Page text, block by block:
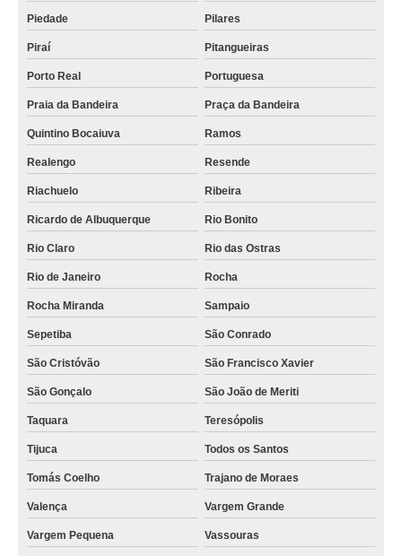
Piedade Pilares
Piraí Pitangueiras
Porto Real Portuguesa
Praia da Bandeira Praça da Bandeira
Quintino Bocaiuva Ramos
Realengo Resende
Riachuelo Ribeira
Ricardo de Albuquerque Rio Bonito
Rio Claro Rio das Ostras
Rio de Janeiro Rocha
Rocha Miranda Sampaio
Sepetiba São Conrado
São Cristóvão São Francisco Xavier
São Gonçalo São João de Meriti
Taquara Teresópolis
Tijuca Todos os Santos
Tomás Coelho Trajano de Moraes
Valença Vargem Grande
Vargem Pequena Vassouras